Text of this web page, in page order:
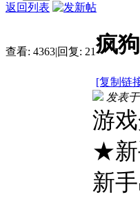
返回列表
查看: 4363|回复: 21疯
[复制链
发表
游戏
★新
新